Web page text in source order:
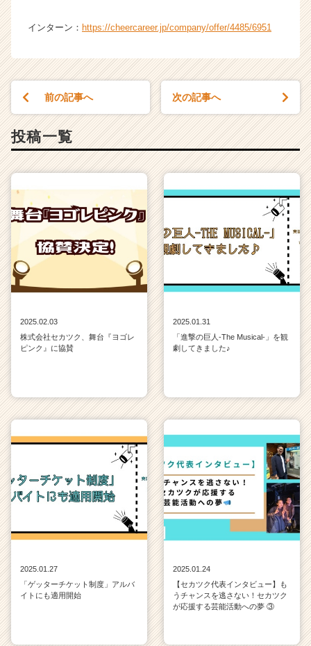
インターン： https://cheercareer.jp/company/offer/4485/6951
前の記事へ 次の記事へ
投稿一覧
2025.02.03
株式会社セカツク、舞台『ヨゴレ
ピンク』に協賛
2025.01.31
「進撃の巨人-The Musical-」を観
劇してきました♪
2025.01.27
「ゲッターチケット制度」アルバ
イトにも適用開始
2025.01.24
【セカツク代表インタビュー】も
うチャンスを逃さない！セカツク
が応援する芸能活動への夢 ③